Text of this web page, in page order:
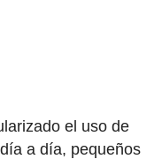
el uso de
a día, pequeños